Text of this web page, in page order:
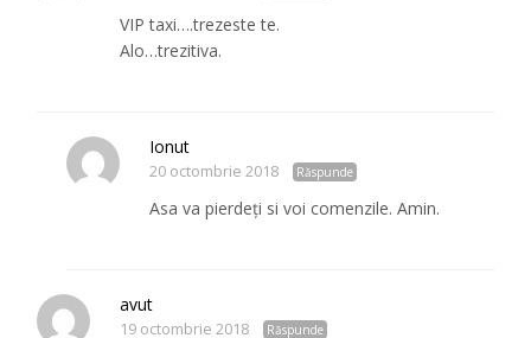
VIP taxi….trezeste te.
Alo…trezitiva.
Ionut
20 octombrie 2018 Răspunde
Asa va pierdeți si voi comenzile. Amin.
avut
19 octombrie 2018 Răspunde